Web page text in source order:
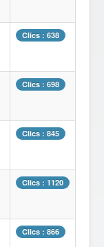
Clics : 638
Clics : 698
Clics : 845
Clics : 1120
Clics : 866